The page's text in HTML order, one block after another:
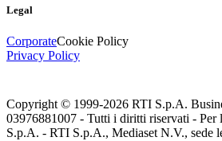
Legal
CorporateCookie Policy
Privacy Policy
Copyright © 1999-2026 RTI S.p.A.
03976881007 - Tutti i diritti riservati - Per
S.p.A. - RTI S.p.A., Mediaset N.V., sede